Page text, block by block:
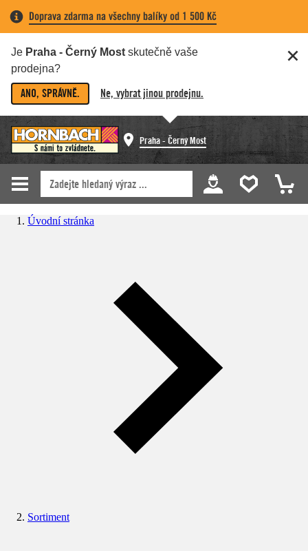
Doprava zdarma na všechny balíky od 1 500 Kč
Je Praha - Černý Most skutečně vaše
prodejna?
ANO, SPRÁVNĚ. Ne, vybrat jinou prodejnu.
Praha - Černý Most
Úvodní stránka
Sortiment